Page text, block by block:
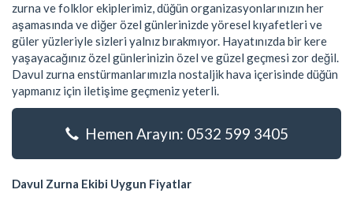
zurna ve folklor ekiplerimiz, düğün organizasyonlarınızın her
aşamasında ve diğer özel günlerinizde yöresel kıyafetleri ve
güler yüzleriyle sizleri yalnız bırakmıyor. Hayatınızda bir kere
yaşayacağınız özel günlerinizin özel ve güzel geçmesi zor değil.
Davul zurna enstürmanlarımızla nostaljik hava içerisinde düğün
yapmanız için iletişime geçmeniz yeterli.
Hemen Arayın: 0532 599 3405
Davul Zurna Ekibi Uygun Fiyatlar